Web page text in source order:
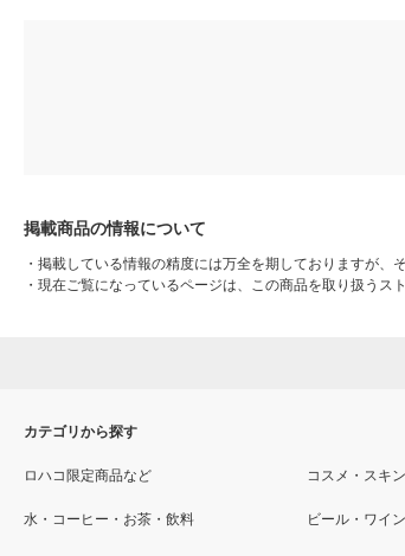
掲載商品の情報について
・ 掲載している情報の精度には万全を期しておりますが、
・ 現在ご覧になっているページは、この商品を取り扱うス
カテゴリから探す
ロハコ限定商品など コスメ・スキ
水・コーヒー・お茶・飲料 ビール・ワイ